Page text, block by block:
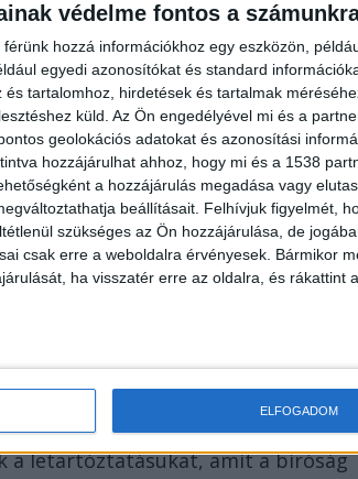
védelme fontos a
hozzá információkhoz egy eszközön,
egyedi azonosítókat és standard
tartalomhoz, hirdetések és tartalmak
küld. Az Ön engedélyével mi és a
geolokációs adatokat és azonosítási
hozzájárulhat ahhoz, hogy mi és a 1538
a hozzájárulás megadása vagy
beállításait. Felhívjuk figyelmét,
szükséges az Ön hozzájárulása, de
csak erre a weboldalra érvényesek. Bármikor
ha visszatér erre az oldalra, és rákattint
ELFOGADOM
rendszerességgel kristályt és
és ennek fejében a porciózásban
Kutatást tartottak a házban,
anyagokat, mérleget és
vételük mellett
a letartóztatásukat, amit a bíróság